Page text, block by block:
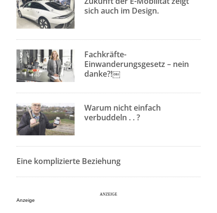
sich auch im Design.
Fachkräfte-
Einwanderungsgesetz – nein
danke?!￼
Warum nicht einfach
verbuddeln . . ?
Eine komplizierte Beziehung
Anzeige